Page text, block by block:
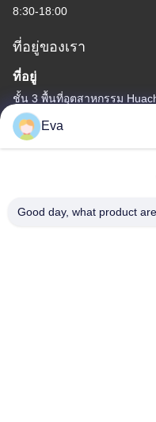
8:30-18:00
ที่อยู่ของเรา
ที่อยู่
ชั้น 3 พื้นที่อุตสาหกรรม
พานยู กวางโจว กวางดง จีน
โทรศัพท์
Eva
Good day, what product